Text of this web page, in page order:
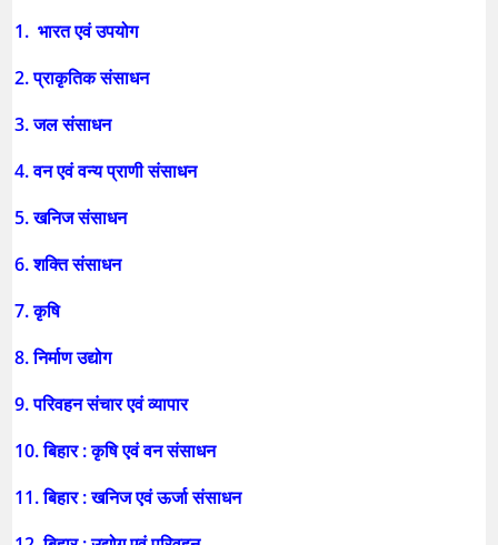
1. भारत एवं उपयोग
2. प्राकृतिक संसाधन
3. जल संसाधन
4. वन एवं वन्य प्राणी संसाधन
5. खनिज संसाधन
6. शक्ति संसाधन
7. कृषि
8. निर्माण उद्योग
9. परिवहन संचार एवं व्यापार
10. बिहार : कृषि एवं वन संसाधन
11. बिहार : खनिज एवं ऊर्जा संसाधन